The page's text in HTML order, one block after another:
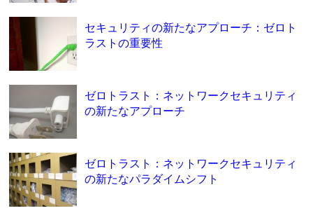
セキュリティの新たなアプローチ：ゼロト
ラストの重要性
ゼロトラスト：ネットワークセキュリティ
の新たなアプローチ
ゼロトラスト：ネットワークセキュリティ
の新たなパラダイムシフト